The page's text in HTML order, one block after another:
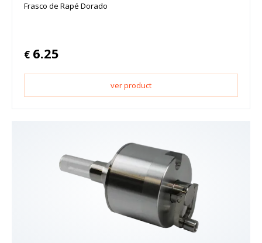
Frasco de Rapé Dorado
€ 6.25
ver product